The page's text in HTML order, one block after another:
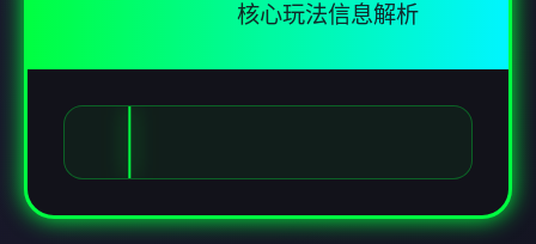
核心玩法信息解析